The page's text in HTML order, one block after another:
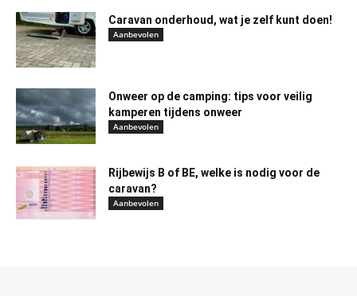
Caravan onderhoud, wat je zelf kunt doen!
Aanbevolen
Onweer op de camping: tips voor veilig
kamperen tijdens onweer
Aanbevolen
Rijbewijs B of BE, welke is nodig voor de
caravan?
Aanbevolen